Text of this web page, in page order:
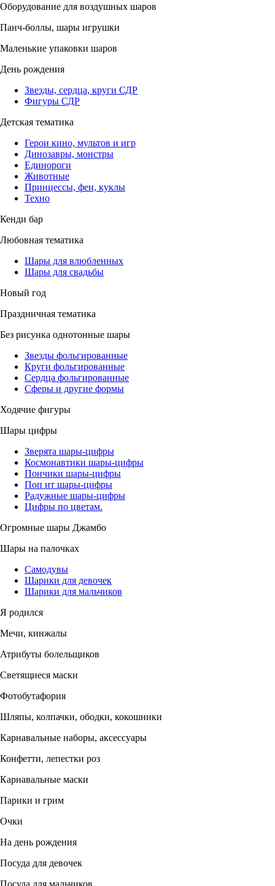
Оборудование для воздушных шаров
Панч-боллы, шары игрушки
Маленькие упаковки шаров
День рождения
Звезды, сердца, круги СДР
Фигуры СДР
Детская тематика
Герои кино, мультов и игр
Динозавры, монстры
Единороги
Животные
Принцессы, феи, куклы
Техно
Кенди бар
Любовная тематика
Шары для влюбленных
Шары для свадьбы
Новый год
Праздничная тематика
Без рисунка однотонные шары
Звезды фольгированные
Круги фольгированные
Сердца фольгированные
Сферы и другие формы
Ходячие фигуры
Шары цифры
Зверята шары-цифры
Космонавтики шары-цифры
Пончики шары-цифры
Поп ит шары-цифры
Радужные шары-цифры
Цифры по цветам.
Огромные шары Джамбо
Шары на палочках
Самодувы
Шарики для девочек
Шарики для мальчиков
Я родился
Мечи, кинжалы
Атрибуты болельщиков
Светящиеся маски
Фотобутафория
Шляпы, колпачки, ободки, кокошники
Карнавальные наборы, аксессуары
Конфетти, лепестки роз
Карнавальные маски
Парики и грим
Очки
На день рождения
Посуда для девочек
Посуда для мальчиков